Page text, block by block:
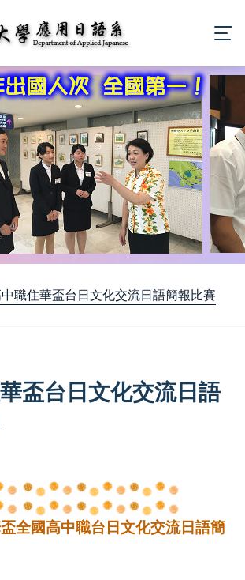
職住華盃台日文化交流日語簡報比賽
盃台日文化交流日語
國高中職台日文化交流日語簡